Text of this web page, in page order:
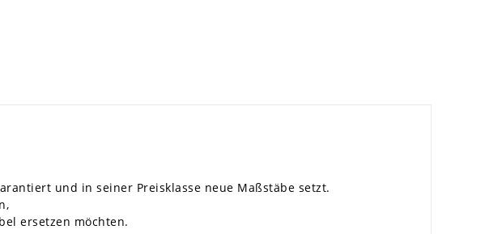
und in seiner Preisklasse neue Maßstäbe setzt.
ersetzen möchten.